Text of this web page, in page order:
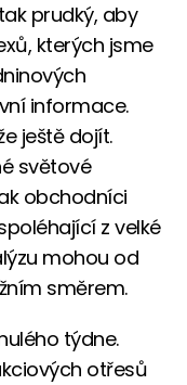
prudký, aby
kterých jsme
informace.
ještě dojít.
světové
obchodníci
z velké
mohou od
směrem.
týdne.
otřesů